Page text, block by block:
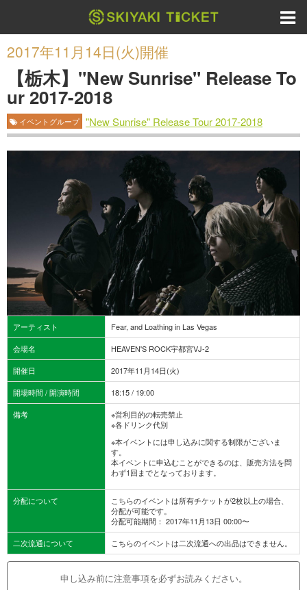
2017年11月14日(火)開催
【栃木】"New Sunrise" Release To
ur 2017-2018
イベントグループ "New Sunrise" Release Tour 2017-2018
アーティスト
Fear, and Loathing in Las Vegas
会場名
HEAVEN'S ROCK宇都宮VJ-2
開催日
2017年11月14日(火)
開場時間 / 開演時間
18:15 / 19:00
備考
※営利目的の転売禁止
※各ドリンク代別
※本イベントには申し込みに関する制限がございま
す。
本イベントに申込むことができるのは、販売方法を問
わず1回までとなっております。
分配について
こちらのイベントは所有チケットが2枚以上の場合、
分配が可能です。
分配可能期間： 2017年11月13日 00:00〜
二次流通について
こちらのイベントは二次流通への出品はできません。
申し込み前に注意事項を必ずお読みください。